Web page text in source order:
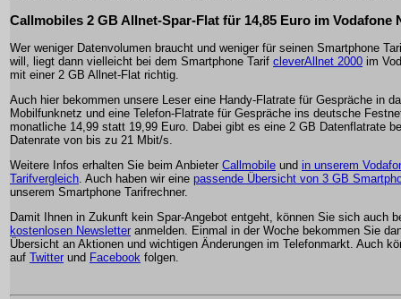
Callmobiles 2 GB Allnet-Spar-Flat für 14,85 Euro im Vodafone
Wer weniger Datenvolumen braucht und weniger für seinen Smartphone
will, liegt dann vielleicht bei dem Smartphone Tarif cleverAllnet 2000 im
mit einer 2 GB Allnet-Flat richtig.
Auch hier bekommen unsere Leser eine Handy-Flatrate für Gespräche in
Mobilfunknetz und eine Telefon-Flatrate für Gespräche ins deutsche
monatliche 14,99 statt 19,99 Euro. Dabei gibt es eine 2 GB Datenflatrate
Datenrate von bis zu 21 Mbit/s.
Weitere Infos erhalten Sie beim Anbieter Callmobile und in unserem
Tarifvergleich . Auch haben wir eine passende Übersicht von 3 GB
unserem Smartphone Tarifrechner.
Damit Ihnen in Zukunft kein Spar-Angebot entgeht, können Sie sich auch
kostenlosen Newsletter anmelden. Einmal in der Woche bekommen Sie
Übersicht an Aktionen und wichtigen Änderungen im Telefonmarkt. Auch
auf Twitter und Facebook folgen.